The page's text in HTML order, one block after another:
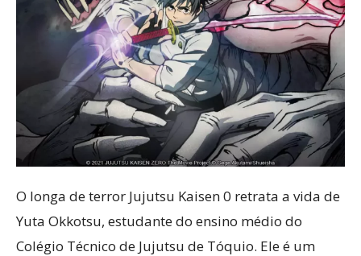
O longa de terror Jujutsu Kaisen 0 retrata a vida de
Yuta Okkotsu, estudante do ensino médio do
Colégio Técnico de Jujutsu de Tóquio. Ele é um